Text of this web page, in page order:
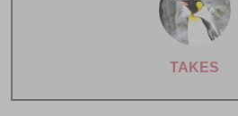
TAKES